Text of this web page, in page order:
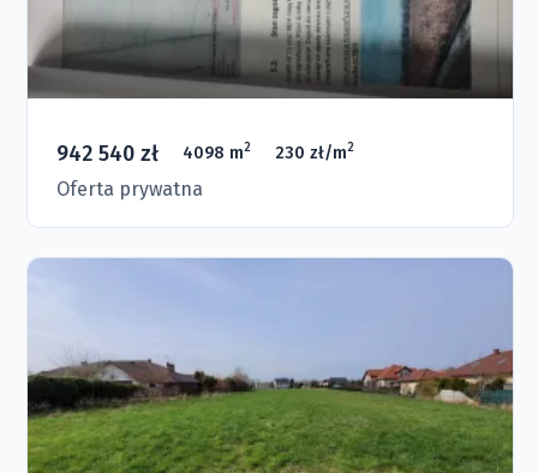
942 540 zł 4098 m2 230 zł/m2
Oferta prywatna